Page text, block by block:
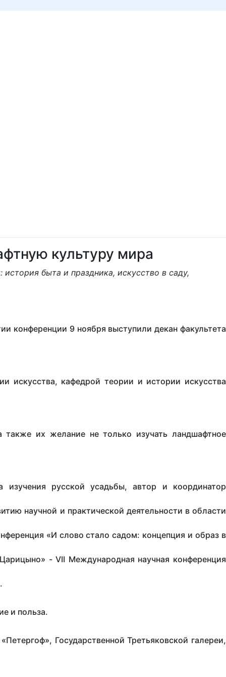
культуру мира
быта и праздника, искусство в саду,
конференции 9 ноября выступили декан факультета
искусства, кафедрой теории и истории искусства
их желание не только изучать ландшафтное
русской усадьбы, автор и координатор
научной и практической деятельности в области
«И слово стало садом: концепция и образ в
- VII Международная научная конференция
и польза.
Государственной Третьяковской галереи,